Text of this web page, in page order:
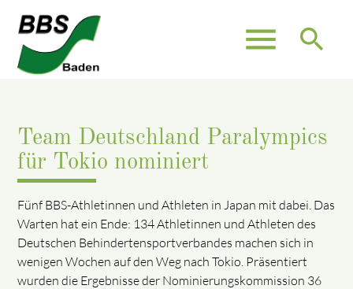
menu search
Team Deutschland Paralympics
für Tokio nominiert
Fünf BBS-Athletinnen und Athleten in Japan mit dabei. Das
Warten hat ein Ende: 134 Athletinnen und Athleten des
Deutschen Behindertensportverbandes machen sich in
wenigen Wochen auf den Weg nach Tokio. Präsentiert
wurden die Ergebnisse der Nominierungskommission 36